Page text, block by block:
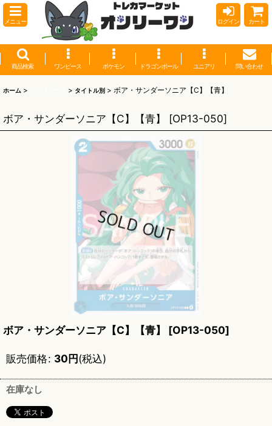
メニュー ログイン カート
商品検索 ワンピース ポケモン ドラゴンボール ユニアリ 問い合わせ
ホーム > > タイトル別 > ボア・サンダーソニア【C】【青】
ボア・サンダーソニア【C】【青】 [OP13-050]
ボア・サンダーソニア【C】【青】 [OP13-050]
販売価格: 30円(税込)
在庫なし